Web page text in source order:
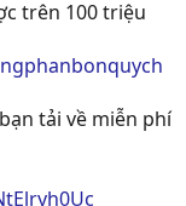
trên 100 triệu
tải về miễn phí